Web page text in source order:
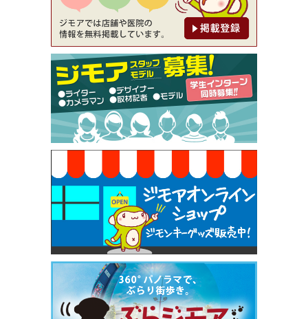
【ジモア限定②】初回割引 特価 鼻毛脱毛 半額 2,2
00円⇒1,100円（メンズ専門ワックス脱毛サロン Mi
ckle（ミックル））
[有効期限]2026年9月30日
【ジモア限定特典①】まつ毛カール 3,850円→ 2,7
50円（Premiere（プルミエール））
[有効期限]2026年9月30日
焼き餃子 一皿サービス（餃子酒場たっちゃん 西
早稲田店）
[有効期限]2026年9月30日